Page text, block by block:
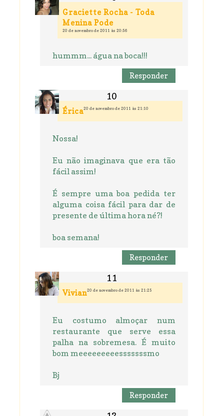
Graciette Rocha - Toda
Menina Pode
20 de novembro de 2011 às 20:56
hummm... água na boca!!!
Responder
Érica20 de novembro de 2011 às 21:10
Nossa!
Eu não imaginava que era tão
fácil assim!
É sempre uma boa pedida ter
alguma coisa fácil para dar de
presente de última hora né?!
boa semana!
Responder
Vivian20 de novembro de 2011 às 21:25
Eu costumo almoçar num
restaurante que serve essa
palha na sobremesa. É muito
bom meeeeeeeeesssssssmo
Bj
Responder